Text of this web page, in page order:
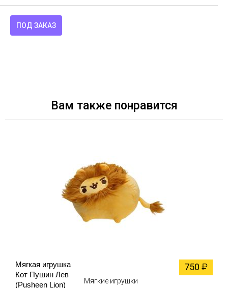
ПОД ЗАКАЗ
Вам также понравится
Мягкая игрушка
Кот Пушин Лев
(Pusheen Lion)
750 ₽
Мягкие игрушки